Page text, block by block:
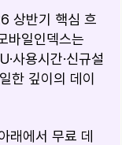
상반기 핵심 흐
바일인덱스는
사용시간·신규설
한 깊이의 데이
래에서 무료 데